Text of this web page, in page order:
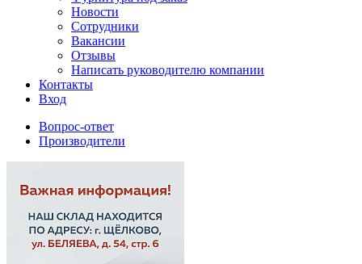
Новости
Сотрудники
Вакансии
Отзывы
Написать руководителю компании
Контакты
Вход
Вопрос-ответ
Производители